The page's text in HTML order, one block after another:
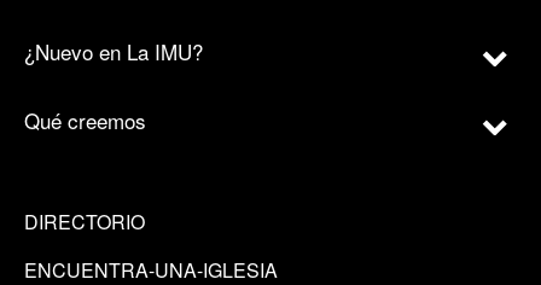
¿Nuevo en La IMU?
Qué creemos
DIRECTORIO
ENCUENTRA-UNA-IGLESIA